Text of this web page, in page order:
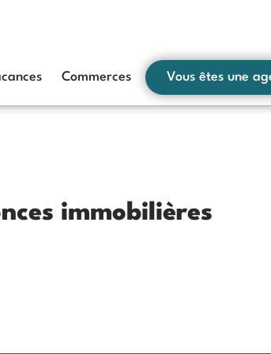
Commerces Vous êtes une
immobilières